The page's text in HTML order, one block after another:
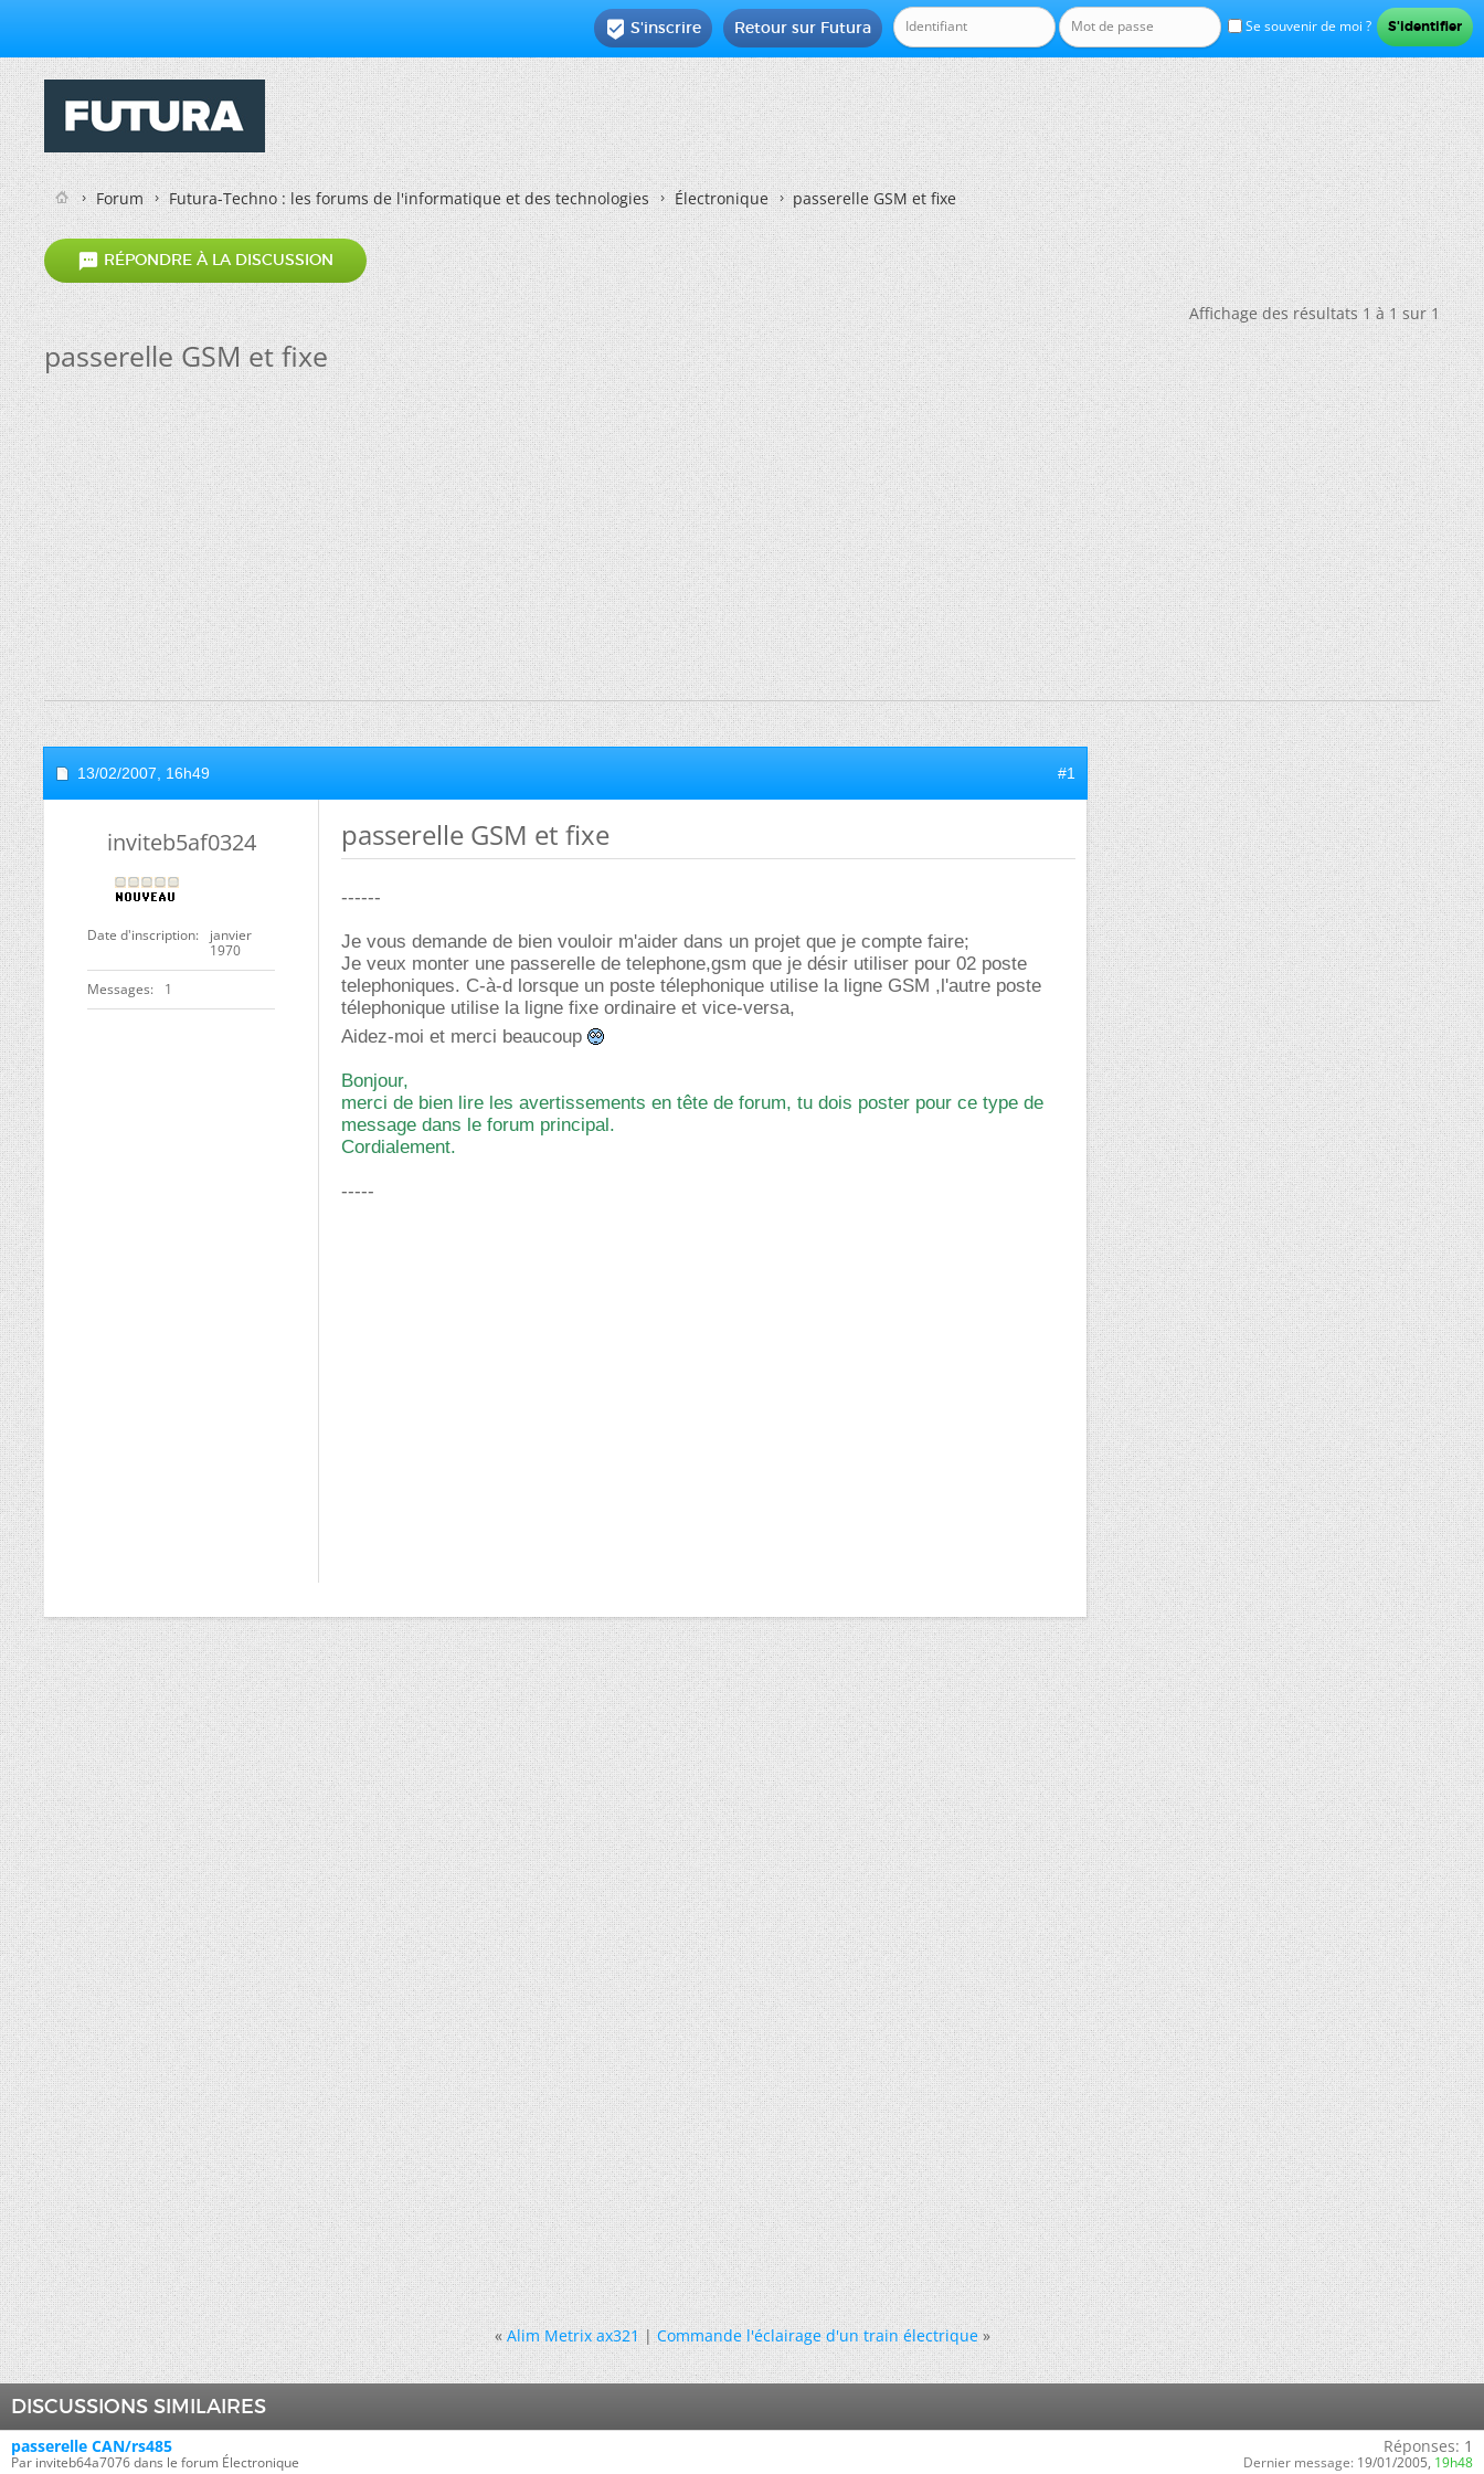
Se souvenir de moi ?
Retour sur Futura
 S'inscrire
Forum Futura-Techno : les forums de l'informatique et des technologies Électronique passerelle GSM et fixe
 RÉPONDRE À LA DISCUSSION
Affichage des résultats 1 à 1 sur 1
passerelle GSM et fixe
13/02/2007, 16h49 #1
inviteb5af0324
Date d'inscription
janvier
1970
Messages 1
passerelle GSM et fixe
------
Je vous demande de bien vouloir m'aider dans un projet que je compte faire;
Je veux monter une passerelle de telephone,gsm que je désir utiliser pour 02 poste
telephoniques. C-à-d lorsque un poste télephonique utilise la ligne GSM ,l'autre poste
télephonique utilise la ligne fixe ordinaire et vice-versa,
Aidez-moi et merci beaucoup
Bonjour,
merci de bien lire les avertissements en tête de forum, tu dois poster pour ce type de
message dans le forum principal.
Cordialement.
-----
« Alim Metrix ax321|Commande l'éclairage d'un train électrique »
DISCUSSIONS SIMILAIRES
passerelle CAN/rs485
Par inviteb64a7076 dans le forum Électronique
Réponses: 1
Dernier message: 19/01/2005, 19h48